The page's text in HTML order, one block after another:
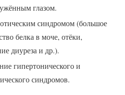
глазом.
синдромом (большое
белка в моче, отёки,
диуреза и др.).
гипертонического и
синдромов.